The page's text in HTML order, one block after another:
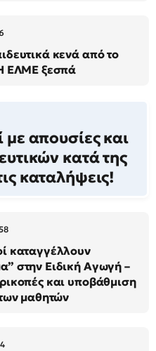
κενά από το
ΕΛΜΕ ξεσπά
απουσίες και
κατά της
καταλήψεις!
καταγγέλλουν
στην Ειδική Αγωγή –
και υποβάθμιση
μαθητών